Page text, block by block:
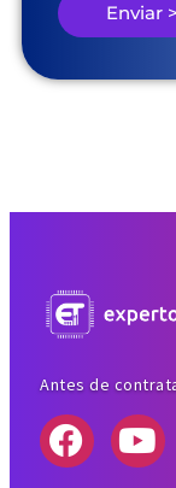
Enviar >
Antes de